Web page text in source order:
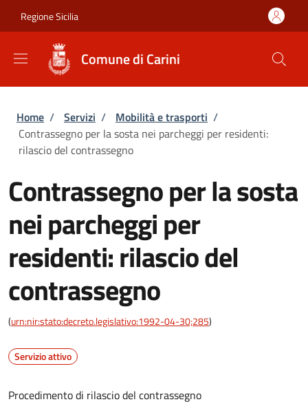
Regione Sicilia
Comune di Carini
Briciole di pane
Home / Servizi / Mobilità e trasporti /
Contrassegno per la sosta nei parcheggi per residenti:
rilascio del contrassegno
Contrassegno per la sosta
nei parcheggi per
residenti: rilascio del
contrassegno
(urn:nir:stato:decreto.legislativo:1992-04-30;285)
Servizio attivo
Procedimento di rilascio del contrassegno